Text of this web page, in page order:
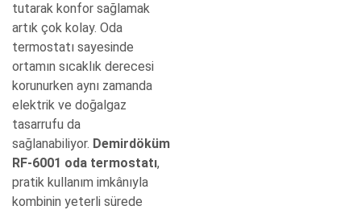
tutarak konfor sağlamak
artık çok kolay. Oda
termostatı sayesinde
ortamın sıcaklık derecesi
korunurken aynı zamanda
elektrik ve doğalgaz
tasarrufu da
sağlanabiliyor. Demirdöküm
RF-6001 oda termostatı,
pratik kullanım imkânıyla
kombinin yeterli sürede